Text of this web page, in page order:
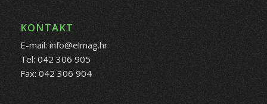
KONTAKT
E-mail: info@elmag.hr
Tel: 042 306 905
Fax: 042 306 904